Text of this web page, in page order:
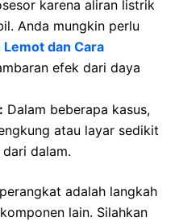
karena aliran listrik
Anda mungkin perlu
Lemot dan Cara
efek dari daya
Dalam beberapa kasus,
atau layar sedikit
dalam.
adalah langkah
lain. Silahkan